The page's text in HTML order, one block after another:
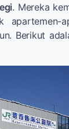
. Mereka
apartemen-
Berikut